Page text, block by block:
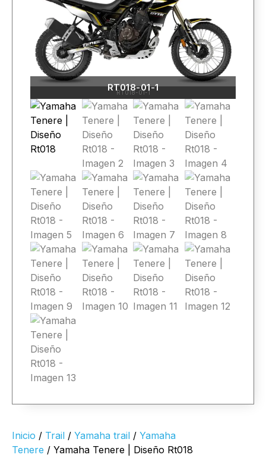
Inicio / Trail / Yamaha trail / Yamaha
Tenere / Yamaha Tenere | Diseño Rt018
RT018-01-1
RT018-01-1